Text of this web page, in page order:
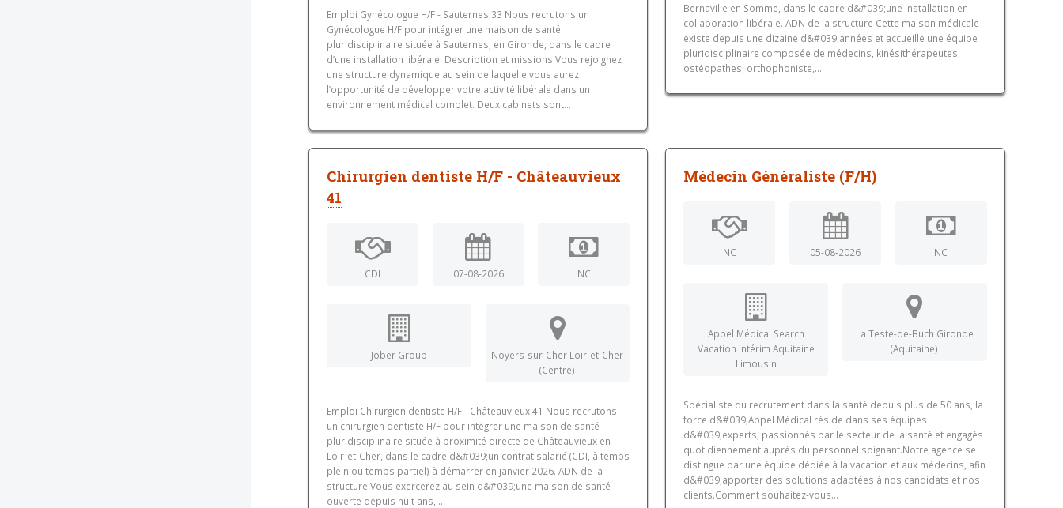
Emploi Gynécologue H/F - Sauternes 33 Nous recrutons un
Gynécologue H/F pour intégrer une maison de santé
pluridisciplinaire située à Sauternes, en Gironde, dans le cadre
d’une installation libérale. Description et missions Vous rejoignez
une structure dynamique au sein de laquelle vous aurez
l’opportunité de développer votre activité libérale dans un
environnement médical complet. Deux cabinets sont...
Bernaville en Somme, dans le cadre d&#039;une installation en
collaboration libérale. ADN de la structure Cette maison médicale
existe depuis une dizaine d&#039;années et accueille une équipe
pluridisciplinaire composée de médecins, kinésithérapeutes,
ostéopathes, orthophoniste,...
Chirurgien dentiste H/F - Châteauvieux
41
CDI 07-08-2026 NC
Jober Group
Noyers-sur-Cher Loir-et-Cher
(Centre)
Emploi Chirurgien dentiste H/F - Châteauvieux 41 Nous recrutons
un chirurgien dentiste H/F pour intégrer une maison de santé
pluridisciplinaire située à proximité directe de Châteauvieux en
Loir-et-Cher, dans le cadre d&#039;un contrat salarié (CDI, à temps
plein ou temps partiel) à démarrer en janvier 2026. ADN de la
structure Vous exercerez au sein d&#039;une maison de santé
ouverte depuis huit ans,...
Médecin Généraliste (F/H)
NC 05-08-2026 NC
Appel Médical Search
Vacation Intérim Aquitaine
Limousin
La Teste-de-Buch Gironde
(Aquitaine)
Spécialiste du recrutement dans la santé depuis plus de 50 ans, la
force d&#039;Appel Médical réside dans ses équipes
d&#039;experts, passionnés par le secteur de la santé et engagés
quotidiennement auprès du personnel soignant.Notre agence se
distingue par une équipe dédiée à la vacation et aux médecins, afin
d&#039;apporter des solutions adaptées à nos candidats et nos
clients.Comment souhaitez-vous...